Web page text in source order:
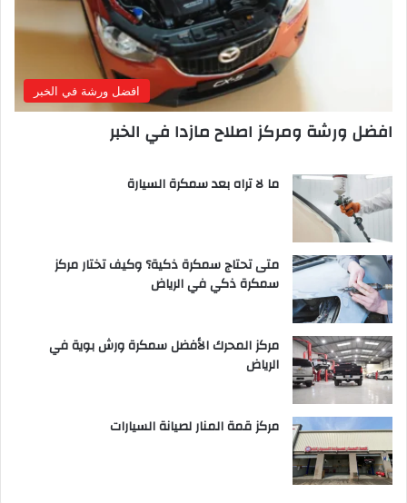
افضل ورشة في الخبر
افضل ورشة ومركز اصلاح مازدا في الخبر
ما لا تراه بعد سمكرة السيارة
متى تحتاج سمكرة ذكية؟ وكيف تختار مركز
سمكرة ذكي في الرياض
مركز المحرك الأفضل سمكرة ورش بوية في
الرياض
مركز قمة المنار لصيانة السيارات